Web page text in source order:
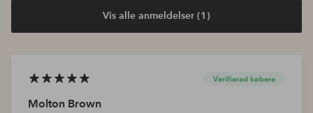
Vis alle anmeldelser (1)
Verifierad købere
Molton Brown